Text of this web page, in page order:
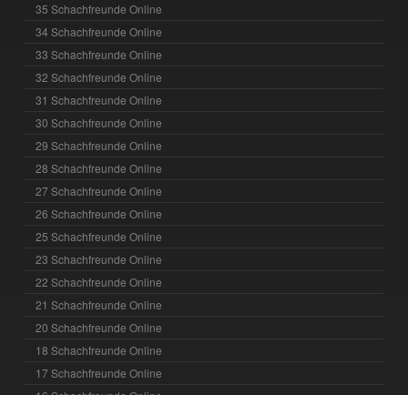
35 Schachfreunde Online
34 Schachfreunde Online
33 Schachfreunde Online
32 Schachfreunde Online
31 Schachfreunde Online
30 Schachfreunde Online
29 Schachfreunde Online
28 Schachfreunde Online
27 Schachfreunde Online
26 Schachfreunde Online
25 Schachfreunde Online
23 Schachfreunde Online
22 Schachfreunde Online
21 Schachfreunde Online
20 Schachfreunde Online
18 Schachfreunde Online
17 Schachfreunde Online